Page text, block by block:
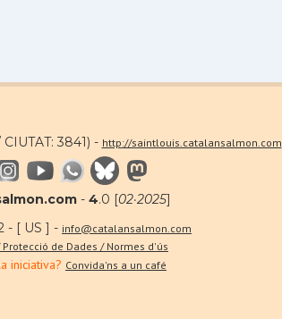
3841) - http://saintlouis.catalansalmon.com
- 4.0 [02·2025]
- [ US ] - info@catalansalmon.com
de Dades / Normes d'ús
iniciativa? Convida'ns a un café